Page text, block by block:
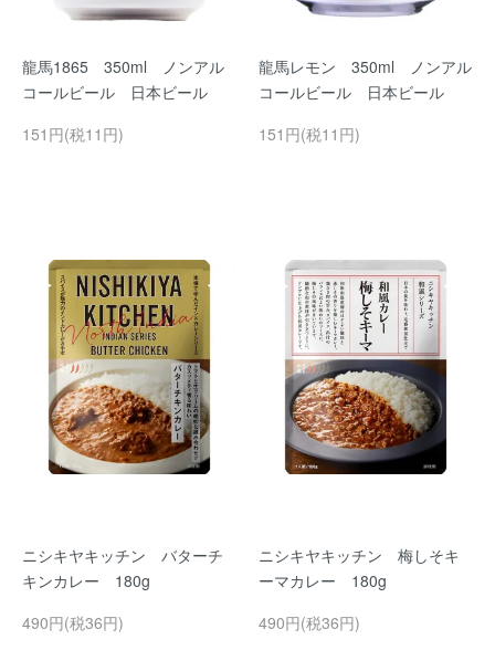
龍馬1865 350ml ノンアル
コールビール 日本ビール
151円(税11円)
龍馬レモン 350ml ノンアル
コールビール 日本ビール
151円(税11円)
ニシキヤキッチン バターチ
キンカレー 180g
490円(税36円)
ニシキヤキッチン 梅しそキ
ーマカレー 180g
490円(税36円)